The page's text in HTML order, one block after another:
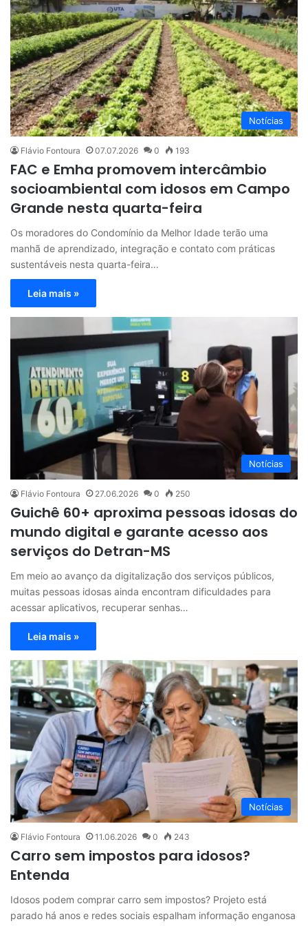
Notícias
Flávio Fontoura 07.07.2026 0 193
FAC e Emha promovem intercâmbio
socioambiental com idosos em Campo
Grande nesta quarta-feira
Os moradores do Condomínio da Melhor Idade terão uma
manhã de aprendizado, integração e contato com práticas
sustentáveis nesta quarta-feira…
Leia mais »
Notícias
Flávio Fontoura 27.06.2026 0 250
Guichê 60+ aproxima pessoas idosas do
mundo digital e garante acesso aos
serviços do Detran-MS
Em meio ao avanço da digitalização dos serviços públicos,
muitas pessoas idosas ainda encontram dificuldades para
acessar aplicativos, recuperar senhas…
Leia mais »
Notícias
Flávio Fontoura 11.06.2026 0 243
Carro sem impostos para idosos?
Entenda
Idosos podem comprar carro sem impostos? Projeto está
parado há anos e redes sociais espalham informação enganosa